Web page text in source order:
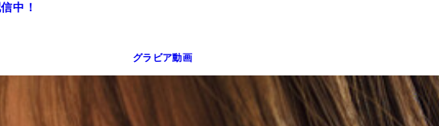
中！
グラビア動画